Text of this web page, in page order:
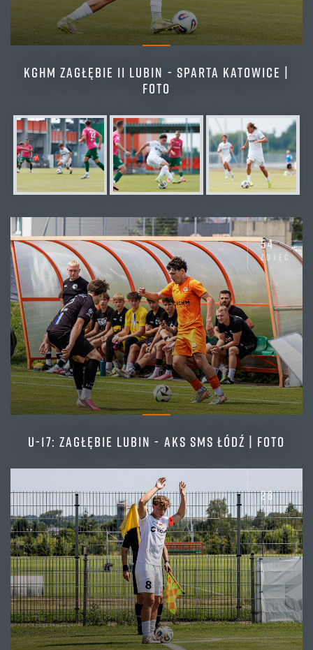
KGHM ZAGŁĘBIE II LUBIN - SPARTA KATOWICE |
FOTO
54
zdjęć
U-17: ZAGŁĘBIE LUBIN - AKS SMS ŁÓDŹ | FOTO
26
zdjęć